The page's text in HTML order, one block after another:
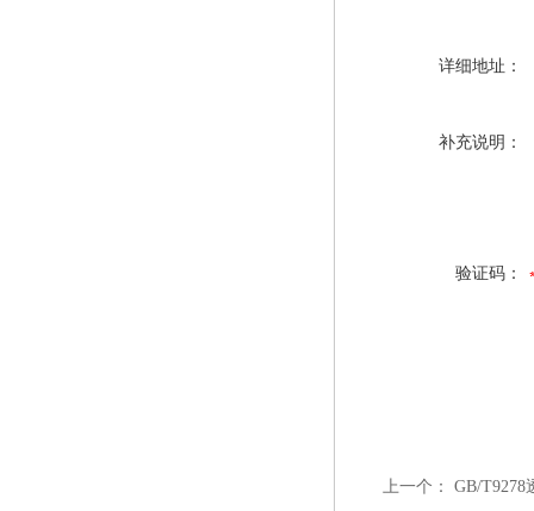
详细地址：
补充说明：
验证码：
上一个： GB/T9278